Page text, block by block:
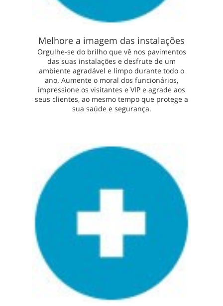
Melhore a imagem das instalações
Orgulhe-se do brilho que vê nos pavimentos
das suas instalações e desfrute de um
ambiente agradável e limpo durante todo o
ano. Aumente o moral dos funcionários,
impressione os visitantes e VIP e agrade aos
seus clientes, ao mesmo tempo que protege a
sua saúde e segurança.